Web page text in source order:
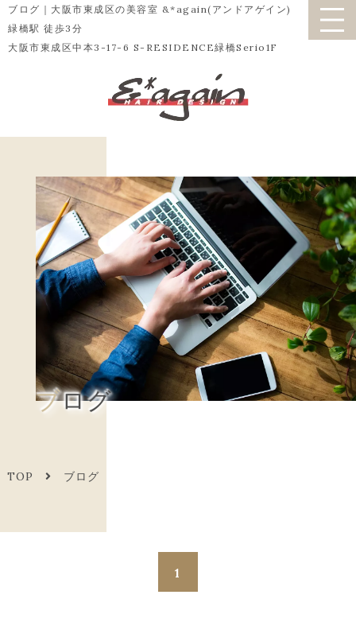
ブログ｜大阪市東成区の美容室 &*again(アンドアゲイン)
緑橋駅 徒歩3分
大阪市東成区中本3-17-6 S-RESIDENCE緑橋Serio1F
ブログ
TOP ブログ
1